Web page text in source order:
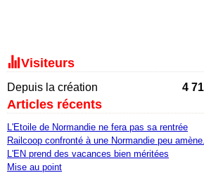
Visiteurs
Depuis la création 4
Articles récents
L'Etoile de Normandie ne fera pas sa rentrée
Railcoop confronté à une Normandie peu
L'EN prend des vacances bien méritées
Mise au point